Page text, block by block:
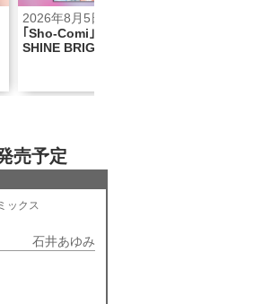
2026年8月5日
｢Sho-Comi｣×BABY, THE STARS
SHINE BRIGHTコラボ号！
売予定
ックス
石井あゆみ